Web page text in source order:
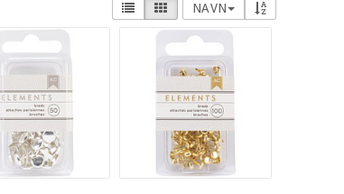
NAVN